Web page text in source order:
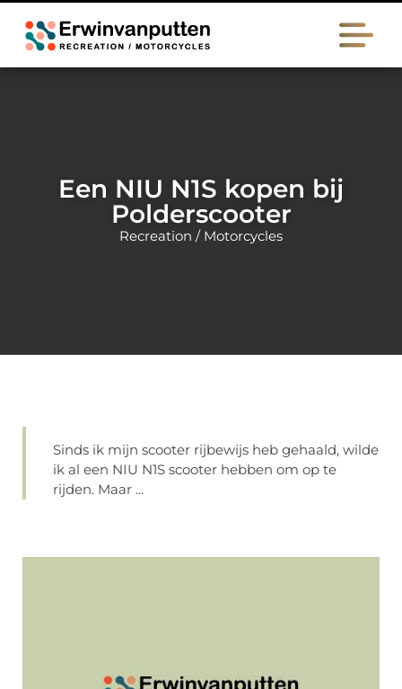
Een NIU N1S kopen bij
Polderscooter
Recreation / Motorcycles
Sinds ik mijn scooter rijbewijs heb gehaald, wilde
ik al een NIU N1S scooter hebben om op te
rijden. Maar ...